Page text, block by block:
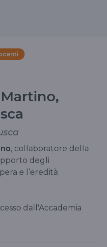
, collaboratore della
degli
e l’eredità
dall'Accademia